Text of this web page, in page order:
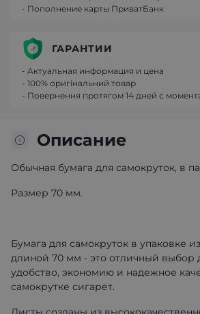
Описание
Обычная бумага для самокруток, в
Размер 70 мм.
Бумага для самокруток в упаковке
длиной 70 мм - это отличный выбор
удобство, экономию и надежное
самокрутке сигарет.
- Пополнение карты ПриватБанк
ГАРАНТИИ
- Актуальная информация и цена
- 100% оригінальний товар
- Повернення протягом 14 дней с